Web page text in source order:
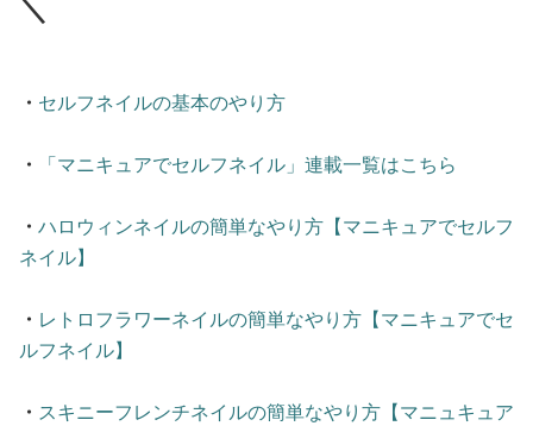
＼
・ セルフネイルの基本のやり方
・ 「マニキュアでセルフネイル」連載一覧はこちら
・ ハロウィンネイルの簡単なやり方【マニキュアでセルフ
ネイル】
・ レトロフラワーネイルの簡単なやり方【マニキュアでセ
ルフネイル】
・ スキニーフレンチネイルの簡単なやり方【マニュキュア